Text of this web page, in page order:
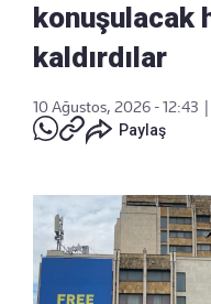
konuşulacak
kaldırdılar
10 Ağustos, 2026 - 12:43
Paylaş